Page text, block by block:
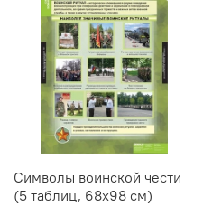
Символы воинской чести
(5 таблиц, 68х98 см)